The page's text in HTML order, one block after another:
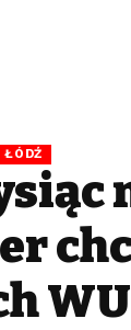
ŁÓDŹ